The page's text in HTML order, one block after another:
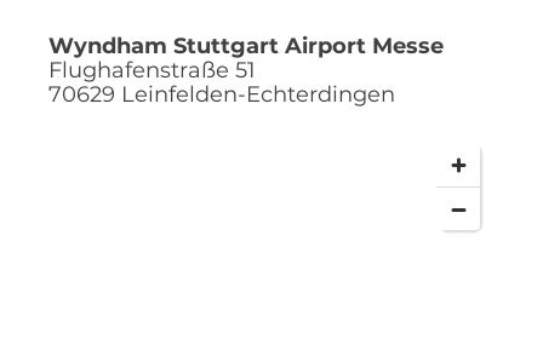
Wyndham Stuttgart Airport Messe
Flughafenstraße 51
70629 Leinfelden-Echterdingen